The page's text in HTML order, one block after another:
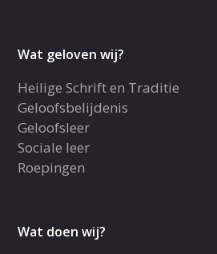
Wat geloven wij?
Heilige Schrift en Traditie
Geloofsbelijdenis
Geloofsleer
Sociale leer
Roepingen
Wat doen wij?